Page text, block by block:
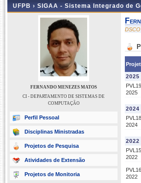
UFPB › SIGAA - Sistema Integrado de
FERNANDO MENEZES MATOS
CI - DEPARTAMENTO DE SISTEMAS DE
COMPUTAÇÃO
Perfil Pessoal
Disciplinas Ministradas
Projetos de Pesquisa
Atividades de Extensão
Projetos de Monitoria
2025
2025
2024
2024
2022
2022
2022